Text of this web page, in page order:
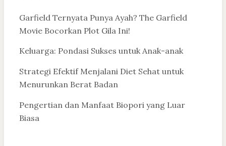
Garfield Ternyata Punya Ayah? The Garfield
Movie Bocorkan Plot Gila Ini!
Keluarga: Pondasi Sukses untuk Anak-anak
Strategi Efektif Menjalani Diet Sehat untuk
Menurunkan Berat Badan
Pengertian dan Manfaat Biopori yang Luar
Biasa